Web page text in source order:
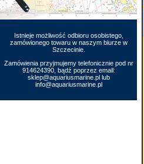
Istnieje możliwość odbioru osobistego,
zamówionego towaru w naszym biurze w
Szczecinie.
Zamówienia przyjmujemy telefonicznie pod nr
914624390, bądź poprzez email:
sklep@aquariusmarine.pl lub
info@aquariusmarine.pl